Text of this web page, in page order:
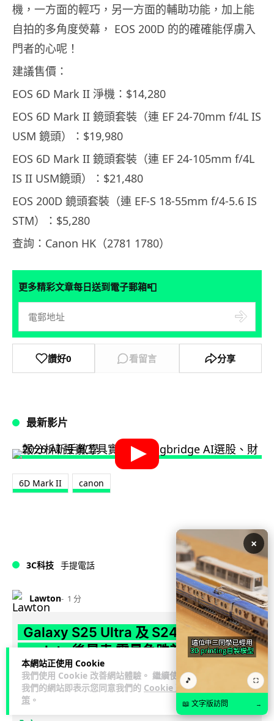
本網站正使用 Cookie
我們使用 Cookie 改善網站體驗。 繼續使用
我們的網站即表示您同意我們的 Cookie 政
策 。
機，一方面的輕巧，另一方面的輔助功能，加上能
自拍的多角度熒幕， EOS 200D 的的確確能俘虜入
門者的心呢！
建議售價：
EOS 6D Mark II 淨機：$14,280
EOS 6D Mark II 鏡頭套裝（連 EF 24-70mm f/4L IS
USM 鏡頭）：$19,980
EOS 6D Mark II 鏡頭套裝（連 EF 24-105mm f/4L
IS II USM鏡頭）：$21,480
EOS 200D 鏡頭套裝（連 EF-S 18-55mm f/4-5.6 IS
STM）：$5,280
查詢：Canon HK（2781 1780）
更多精彩文章每日送到電子郵箱📮
讚好0 看留言 分享
最新影片
6D Mark II canon
3C科技 手提電話
Lawton 1 分
Galaxy S25 Ultra 及 S24 Ultra
update 後暴走 電量急跌兼發熱疑與
WhatsApp 備份卡死有關
Samsung 7 月安全更新後，大批 Galaxy S25 Ultra 及 S24
Ultra 用戶反映裝置電量急跌、發熱甚至充電變慢。有...
×
🎵 ⛶
📖 文字版訪問 →